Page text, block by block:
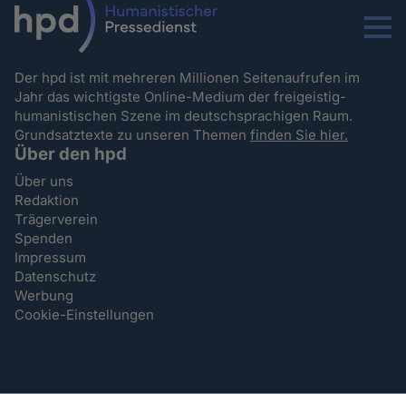
Menu
Der hpd ist mit mehreren Millionen Seitenaufrufen im
Jahr das wichtigste Online-Medium der freigeistig-
humanistischen Szene im deutschsprachigen Raum.
Grundsatztexte zu unseren Themenfinden Sie hier.
Über den hpd
Über uns
Redaktion
Trägerverein
Spenden
Impressum
Datenschutz
Werbung
Cookie-Einstellungen